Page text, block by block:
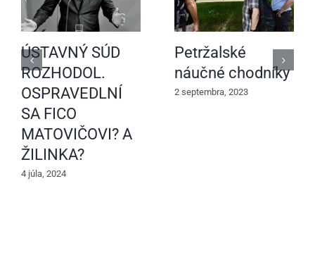
ÚSTAVNÝ SÚD
ROZHODOL.
OSPRAVEDLNÍ
SA FICO
MATOVIČOVI? A
ŽILINKA?
4 júla, 2024
Petržalské
náučné chodníky
2 septembra, 2023